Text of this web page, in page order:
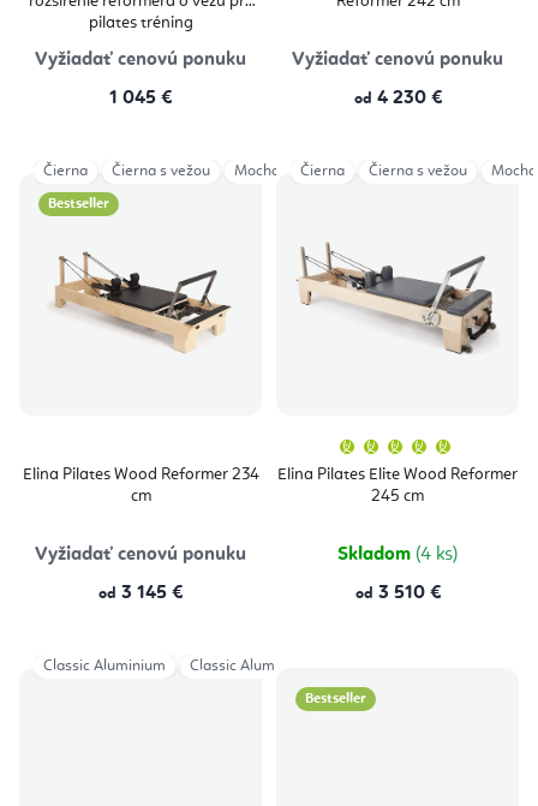
pilates tréning
Vyžiadať cenovú ponuku
1 045 €
Vyžiadať cenovú ponuku
od 4 230 €
Bestseller
Elina Pilates Wood Reformer 234
cm
Vyžiadať cenovú ponuku
od 3 145 €
Čierna Čierna s vežou Mocha Šedá Šedá s vežou Ivory
Elina Pilates Elite Wood Reformer
245 cm
produktu
je
Skladom (4 ks)
od 3 510 €
Čierna Čierna s vežou Mocha
Classic Aluminium Classic Aluminium HL
Bestseller